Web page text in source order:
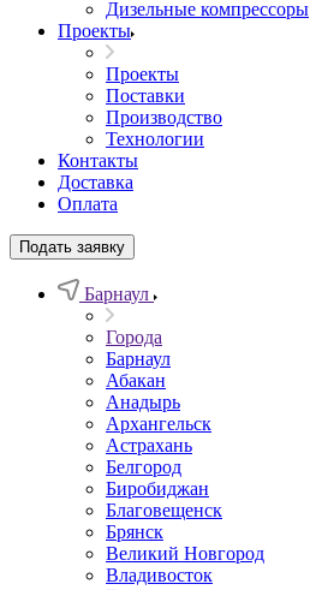
Дизельные компрессоры
Проекты
Проекты
Поставки
Производство
Технологии
Контакты
Доставка
Оплата
Подать заявку
Барнаул
Города
Барнаул
Абакан
Анадырь
Архангельск
Астрахань
Белгород
Биробиджан
Благовещенск
Брянск
Великий Новгород
Владивосток